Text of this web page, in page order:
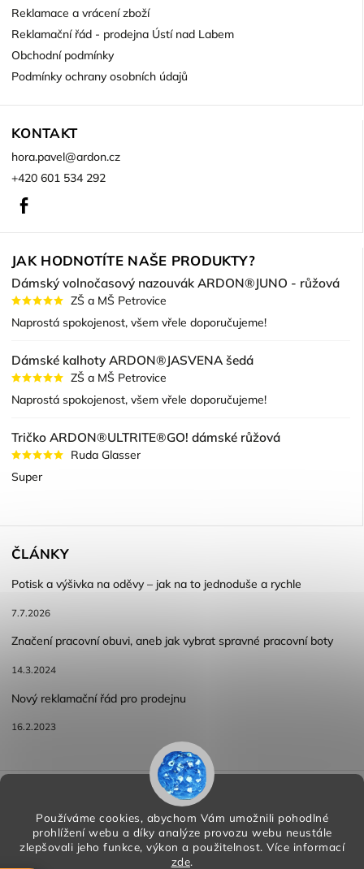
Používáme cookies, abychom Vám umožnili pohodlné
prohlížení webu a díky analýze provozu webu neustále
zlepšovali jeho funkce, výkon a použitelnost. Více informací
zde.
Reklamace a vrácení zboží
Reklamační řád - prodejna Ústí nad Labem
Obchodní podmínky
Podmínky ochrany osobních údajů
KONTAKT
hora.pavel@ardon.cz
+420 601 534 292
JAK HODNOTÍTE NAŠE PRODUKTY?
Dámský volnočasový nazouvák ARDON®JUNO - růžová
ZŠ a MŠ Petrovice
Naprostá spokojenost, všem vřele doporučujeme!
Dámské kalhoty ARDON®JASVENA šedá
ZŠ a MŠ Petrovice
Naprostá spokojenost, všem vřele doporučujeme!
Tričko ARDON®ULTRITE®GO! dámské růžová
Ruda Glasser
Super
ČLÁNKY
Potisk a výšivka na oděvy – jak na to jednoduše a rychle
7.7.2026
Značení pracovní obuvi, aneb jak vybrat spravné pracovní boty
14.3.2024
Nový reklamační řád pro prodejnu
16.2.2023
Reklamace a vracení zboží
Podmínky ochrany osobních údajů
Copyright 2026 HORA PP s.r.o.